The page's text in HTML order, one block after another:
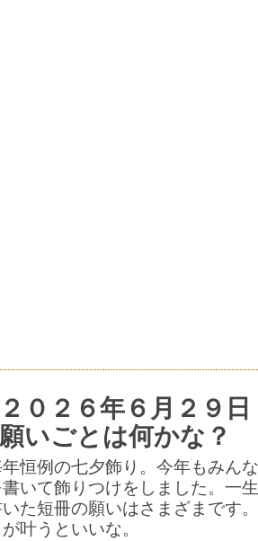
２０２６年６月２９日
願いごとは何かな？
恒例の七夕飾り。今年もみん
書いて飾りつけをしました。一
た短冊の願いはさまざまです
叶うといいな。